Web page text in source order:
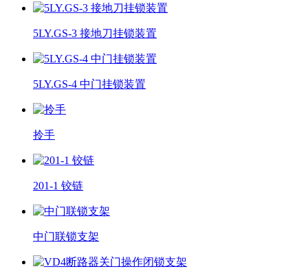
5LY.GS-3 接地刀挂锁装置
5LY.GS-4 中门挂锁装置
拎手
201-1 铰链
中门联锁支架